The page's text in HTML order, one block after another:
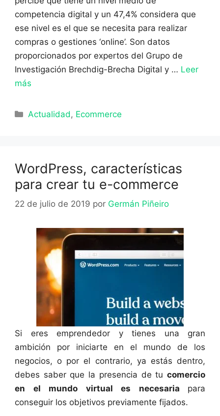
competencia digital y un 47,4% considera que
ese nivel es el que se necesita para realizar
compras o gestiones ‘online’. Son datos
proporcionados por expertos del Grupo de
Investigación Brechdig-Brecha Digital y … Leer
más
Categorías
Actualidad , Ecommerce
WordPress, características
para crear tu e-commerce
22 de julio de 2019 por Germán Piñeiro
Si eres emprendedor y tienes una gran
ambición por iniciarte en el mundo de los
negocios, o por el contrario, ya estás dentro,
debes saber que la presencia de tu comercio
en el mundo virtual es necesaria para
conseguir los objetivos previamente fijados.